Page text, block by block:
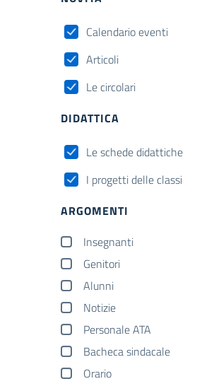
Calendario eventi
Articoli
Le circolari
DIDATTICA
Le schede didattiche
I progetti delle classi
ARGOMENTI
Insegnanti
Genitori
Alunni
Notizie
Personale ATA
Bacheca sindacale
Orario